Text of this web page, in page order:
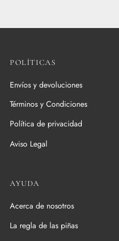
POLÍTICAS
Envíos y devoluciones
Términos y Condiciones
Política de privacidad
Aviso Legal
AYUDA
Acerca de nosotros
La regla de las piñas